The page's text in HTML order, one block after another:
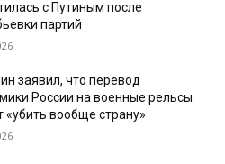
с Путиным после
партий
заявил, что перевод
России на военные рельсы
«убить вообще страну»